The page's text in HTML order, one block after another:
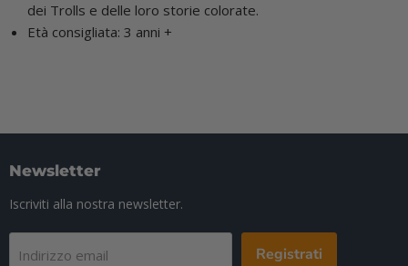
dei Trolls e delle loro storie colorate.
Età consigliata: 3 anni +
Newsletter
Iscriviti alla nostra newsletter.
Indirizzo email Registrati